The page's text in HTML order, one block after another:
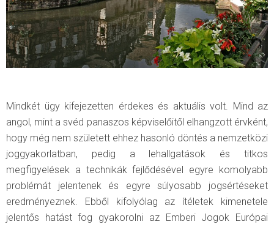
Mindkét ügy kifejezetten érdekes és aktuális volt. Mind az
angol, mint a svéd panaszos képviselőitől elhangzott érvként,
hogy még nem született ehhez hasonló döntés a nemzetközi
joggyakorlatban, pedig a lehallgatások és titkos
megfigyelések a technikák fejlődésével egyre komolyabb
problémát jelentenek és egyre súlyosabb jogsértéseket
eredményeznek. Ebből kifolyólag az ítéletek kimenetele
jelentős hatást fog gyakorolni az Emberi Jogok Európai